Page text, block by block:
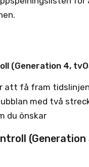
(Generation 4,
att få fram
med två
du önskar
(Generation